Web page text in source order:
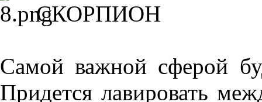
СКОРПИОН
Самой важной сферой
Придется лавировать